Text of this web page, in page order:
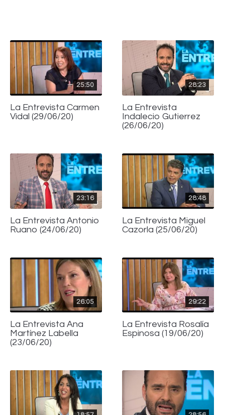
25:50
La Entrevista Carmen
Vidal (29/06/20)
28:23
La Entrevista
Indalecio Gutierrez
(26/06/20)
23:16
La Entrevista Antonio
Ruano (24/06/20)
28:48
La Entrevista Miguel
Cazorla (25/06/20)
26:05
La Entrevista Ana
Martínez Labella
(23/06/20)
29:22
La Entrevista Rosalía
Espinosa (19/06/20)